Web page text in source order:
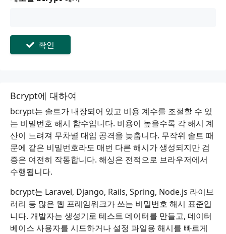
확인
Bcrypt에 대하여
bcrypt는 솔트가 내장되어 있고 비용 계수를 조절할 수 있
는 비밀번호 해시 함수입니다. 비용이 높을수록 각 해시 계
산이 느려져 무차별 대입 공격을 늦춥니다. 무작위 솔트 때
문에 같은 비밀번호라도 매번 다른 해시가 생성되지만 검
증은 여전히 작동합니다. 해싱은 전적으로 브라우저에서
수행됩니다.
bcrypt는 Laravel, Django, Rails, Spring, Node.js 라이브
러리 등 많은 웹 프레임워크가 쓰는 비밀번호 해시 표준입
니다. 개발자는 생성기로 테스트 데이터를 만들고, 데이터
베이스 사용자를 시드하거나 설정 파일용 해시를 빠르게